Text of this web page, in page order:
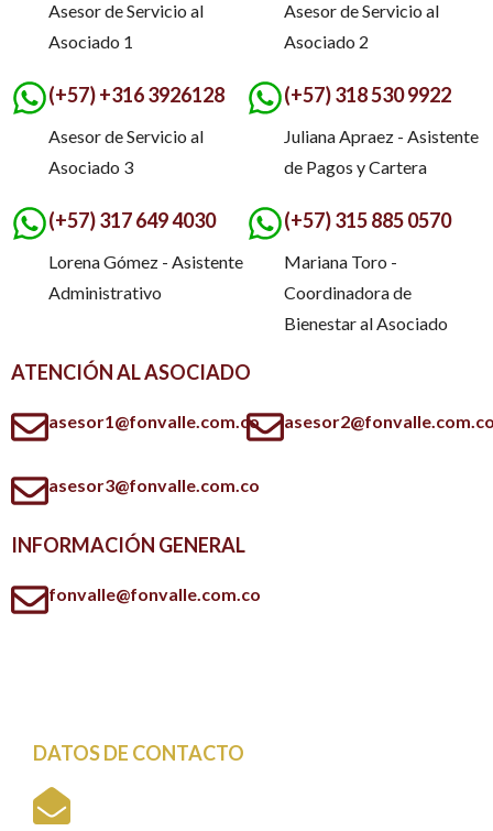
Asesor de Servicio al
Asociado 1
Asesor de Servicio al
Asociado 2
(+57) +316 3926128
Asesor de Servicio al
Asociado 3
(+57) 318 530 9922
Juliana Apraez - Asistente
de Pagos y Cartera
(+57) 317 649 4030
Lorena Gómez - Asistente
Administrativo
(+57) 315 885 0570
Mariana Toro -
Coordinadora de
Bienestar al Asociado
ATENCIÓN AL ASOCIADO
asesor1@fonvalle.com.co
asesor3@fonvalle.com.co
INFORMACIÓN GENERAL
fonvalle@fonvalle.com.co
DATOS DE CONTACTO